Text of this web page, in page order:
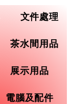
文件處理
茶水間用品
展示用品
電腦及配件